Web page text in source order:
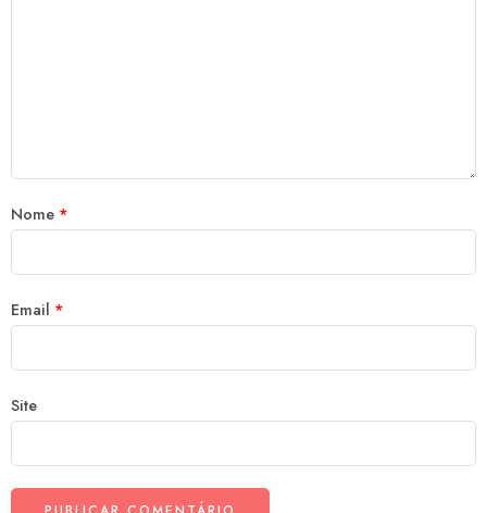
Nome *
Email *
Site